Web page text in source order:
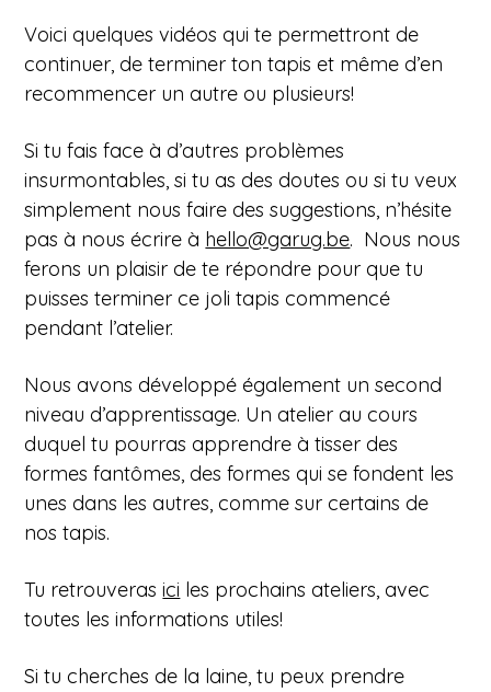
Voici quelques vidéos qui te permettront de
continuer, de terminer ton tapis et même d’en
recommencer un autre ou plusieurs!
Si tu fais face à d’autres problèmes
insurmontables, si tu as des doutes ou si tu veux
simplement nous faire des suggestions, n’hésite
pas à nous écrire à hello@garug.be. Nous nous
ferons un plaisir de te répondre pour que tu
puisses terminer ce joli tapis commencé
pendant l’atelier.
Nous avons développé également un second
niveau d’apprentissage. Un atelier au cours
duquel tu pourras apprendre à tisser des
formes fantômes, des formes qui se fondent les
unes dans les autres, comme sur certains de
nos tapis.
Tu retrouverasici les prochains ateliers, avec
toutes les informations utiles!
Si tu cherches de la laine, tu peux prendre